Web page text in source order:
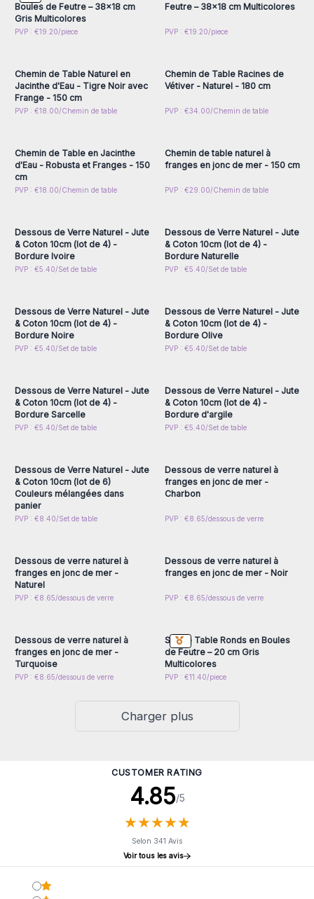
Boules de Feutre – 38x18 cm
Gris Multicolores
PVP : €19.20/piece
Feutre – 38x18 cm Multicolores
PVP : €19.20/piece
Connectez-vous ou
Chemin de Table Naturel en
Jacinthe d'Eau - Tigre Noir avec
Frange - 150 cm
PVP : €18.00/Chemin de table
Connectez-vous ou
Chemin de Table Racines de
Vétiver - Naturel - 180 cm
PVP : €34.00/Chemin de table
Connectez-vous ou
Chemin de Table en Jacinthe
d'Eau - Robusta et Franges - 150
cm
PVP : €18.00/Chemin de table
Connectez-vous ou
Chemin de table naturel à
franges en jonc de mer - 150 cm
PVP : €29.00/Chemin de table
Connectez-vous ou
Dessous de Verre Naturel - Jute
& Coton 10cm (lot de 4) -
Bordure Ivoire
PVP : €5.40/Set de table
Connectez-vous ou
Dessous de Verre Naturel - Jute
& Coton 10cm (lot de 4) -
Bordure Naturelle
PVP : €5.40/Set de table
Connectez-vous ou
Dessous de Verre Naturel - Jute
& Coton 10cm (lot de 4) -
Bordure Noire
PVP : €5.40/Set de table
Connectez-vous ou
Dessous de Verre Naturel - Jute
& Coton 10cm (lot de 4) -
Bordure Olive
PVP : €5.40/Set de table
Connectez-vous ou
Dessous de Verre Naturel - Jute
& Coton 10cm (lot de 4) -
Bordure Sarcelle
PVP : €5.40/Set de table
Connectez-vous ou
Dessous de Verre Naturel - Jute
& Coton 10cm (lot de 4) -
Bordure d'argile
PVP : €5.40/Set de table
Connectez-vous ou
Dessous de Verre Naturel - Jute
& Coton 10cm (lot de 6)
Couleurs mélangées dans
panier
PVP : €8.40/Set de table
Connectez-vous ou
Dessous de verre naturel à
franges en jonc de mer -
Charbon
PVP : €8.65/dessous de verre
Connectez-vous ou
Dessous de verre naturel à
franges en jonc de mer -
Naturel
PVP : €8.65/dessous de verre
Connectez-vous ou
Dessous de verre naturel à
franges en jonc de mer - Noir
PVP : €8.65/dessous de verre
Connectez-vous ou
Dessous de verre naturel à
franges en jonc de mer -
Turquoise
PVP : €8.65/dessous de verre
Connectez-vous ou
Set de Table Ronds en Boules
de Feutre – 20 cm Gris
Multicolores
PVP : €11.40/piece
Charger plus
CUSTOMER RATING
4.85/5
★★★★★
★★★★★
Selon 341 Avis
Voir tous les avis